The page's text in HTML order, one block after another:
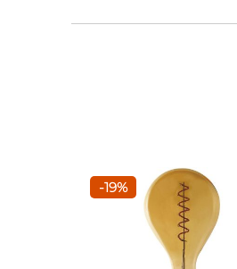
-19%